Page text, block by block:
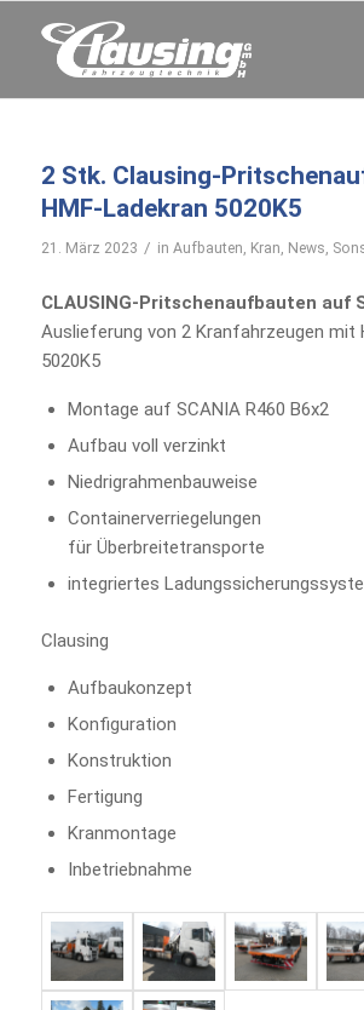
2 Stk. Clausing-
HMF-Ladekran 5020K5
21. März 2023 / in Aufbauten, Kran, News,
CLAUSING-Pritschenaufbauten auf
Auslieferung von 2 Kranfahrzeugen mit
5020K5
Montage auf SCANIA R460 B6x2
Aufbau voll verzinkt
Niedrigrahmenbauweise
Containerverriegelungen
für Überbreitetransporte
integriertes
Clausing
Aufbaukonzept
Konfiguration
Konstruktion
Fertigung
Kranmontage
Inbetriebnahme